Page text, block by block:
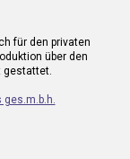
für den privaten
über den
gestattet.